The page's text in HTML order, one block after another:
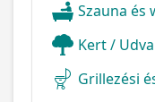
Szauna és
Kert /
Grillezési